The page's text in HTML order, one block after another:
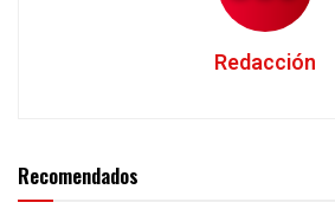
Redacción
Recomendados